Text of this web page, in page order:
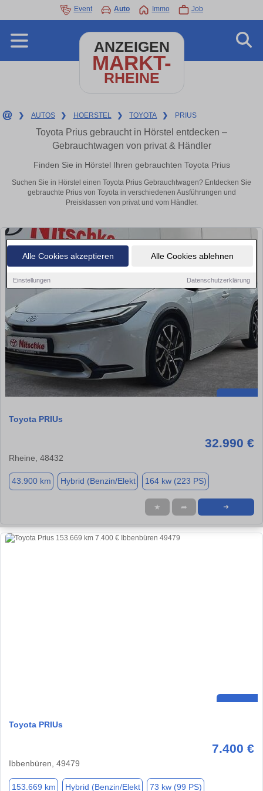
Alle Cookies akzeptieren Alle Cookies ablehnen
Einstellungen Datenschutzerklärung
Event Auto Immo Job
ANZEIGEN
MARKT-
RHEINE
❯ AUTOS ❯ HOERSTEL ❯ TOYOTA ❯ PRIUS
Toyota Prius gebraucht in Hörstel entdecken –
Gebrauchtwagen von privat & Händler
Finden Sie in Hörstel Ihren gebrauchten Toyota Prius
Suchen Sie in Hörstel einen Toyota Prius Gebrauchtwagen? Entdecken Sie
gebrauchte Prius von Toyota in verschiedenen Ausführungen und
Preisklassen von privat und vom Händler.
Toyota PRIUs
32.990 €
Rheine, 48432
43.900 km Hybrid (Benzin/Elekt 164 kw (223 PS)
★ ➦ ➜
Toyota PRIUs
7.400 €
Ibbenbüren, 49479
153.669 km Hybrid (Benzin/Elekt 73 kw (99 PS)